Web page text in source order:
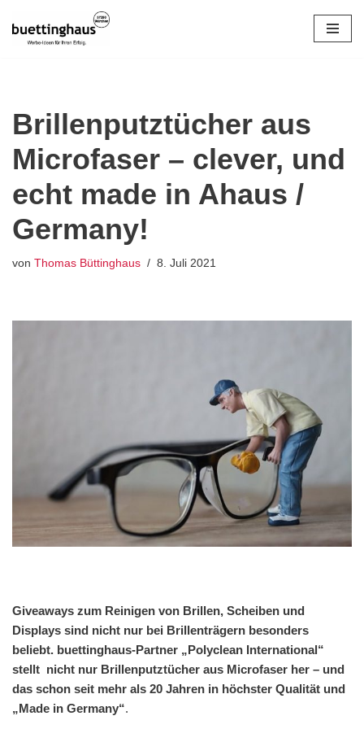
Zum
Brillenputztücher aus
Microfaser – clever, und
echt made in Ahaus /
Germany!
von Thomas Büttinghaus 8. Juli 2021
Giveaways zum Reinigen von Brillen, Scheiben und
Displays sind nicht nur bei Brillenträgern besonders
beliebt. buettinghaus-Partner „Polyclean International“
stellt nicht nur Brillenputztücher aus Microfaser her – und
das schon seit mehr als 20 Jahren in höchster Qualität und
„Made in Germany“.